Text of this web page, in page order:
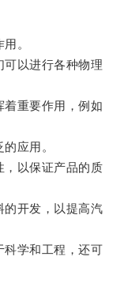
。
以进行各种物理
重要作用，例如
应用。
以保证产品的质
开发，以提高汽
学和工程，还可